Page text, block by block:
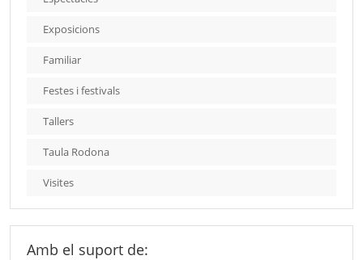
Exposicions
Familiar
Festes i festivals
Tallers
Taula Rodona
Visites
Amb el suport de: